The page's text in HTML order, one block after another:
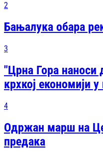
2
Бањалука обара
3
"Црна Гора наноси
крхкој економији
4
Одржан марш на
предака